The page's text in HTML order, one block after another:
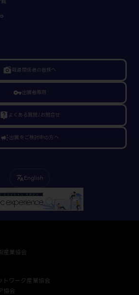
linked_camera報道関係者の皆様へ
vpn_key出展者専用
live_help よくある質問/お問合せ
campaign出展をご検討中の方へ
translateEnglish
産業協会
トワーク産業協会
協会